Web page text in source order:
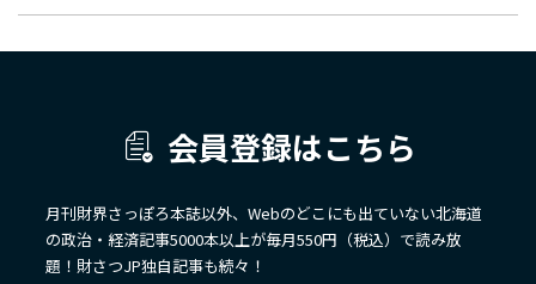
会員登録はこちら
月刊財界さっぽろ本誌以外、Webのどこにも出ていない北海道
の政治・経済記事5000本以上が毎月550円（税込）で読み放
題！財さつJP独自記事も続々！